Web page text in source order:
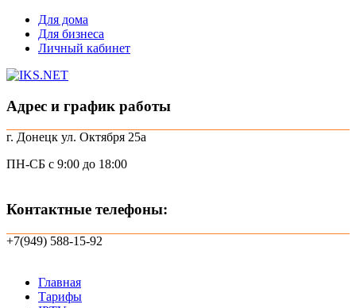
Skip
content
Для дома
Для бизнеса
Личный кабинет
Адрес и график работы
г. Донецк ул. Октября 25а
ПН-СБ с 9:00 до 18:00
Контактные телефоны:
+7(949) 588-15-92
Главная
Тарифы